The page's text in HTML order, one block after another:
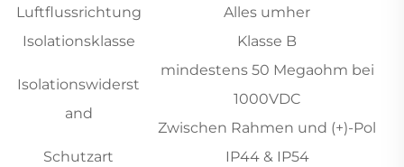
Luftflussrichtung
Alles umher
Isolationsklasse
Klasse B
Isolationswiderst
and
mindestens 50 Megaohm bei
1000VDC
Zwischen Rahmen und (+)-Pol
Schutzart
IP44 & IP54